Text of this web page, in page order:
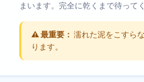
まいます。完全に乾くまで待って
⚠️ 最重要： 濡れた泥をこすら
ります。